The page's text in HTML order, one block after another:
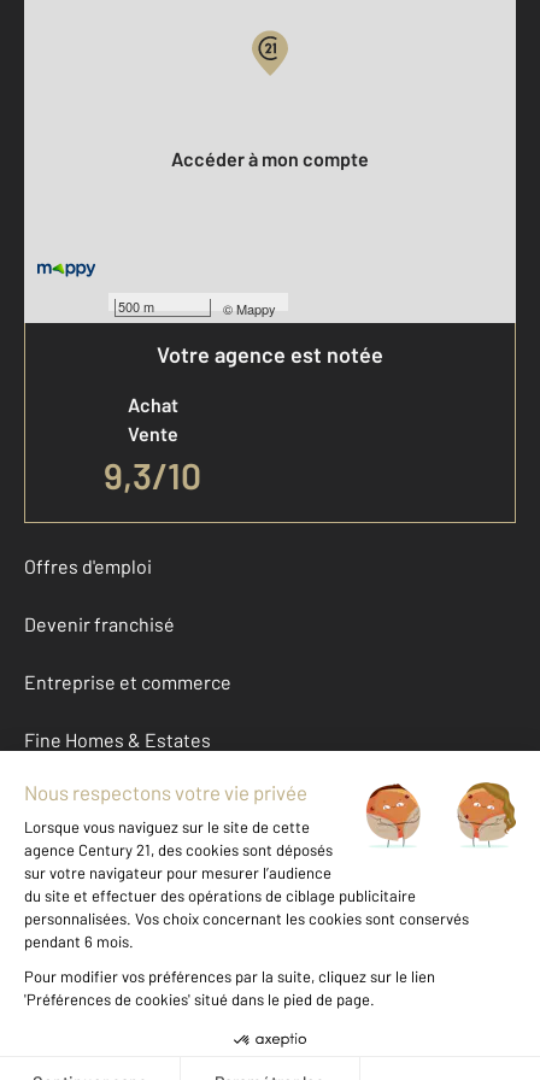
500 m ©Mappy
Accéder à mon compte
Votre agence est notée
Achat
Vente
9,3/10
Offres d'emploi
Devenir franchisé
Entreprise et commerce
Fine Homes & Estates
À propos
International
Nous contacter
Données personnelles